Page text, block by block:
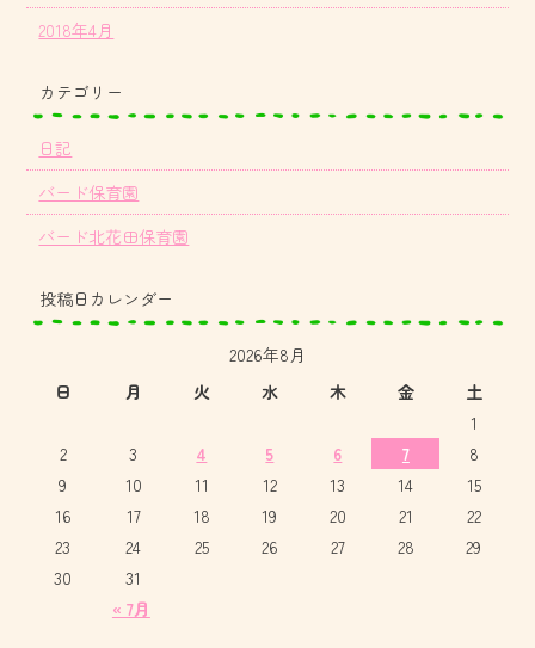
2018年4月
カテゴリー
日記
バード保育園
バード北花田保育園
投稿日カレンダー
2026年8月
日
月 火 水 木 金 土
« 7月
1
2
3 4 5 6 7
8
9
10 11 12 13 14
15
16
17 18 19 20 21
22
23
24 25 26 27 28
29
30
31